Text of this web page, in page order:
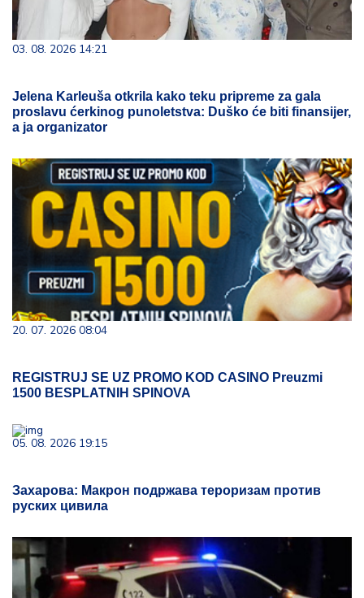
03. 08. 2026 14:21
Jelena Karleuša otkrila kako teku pripreme za gala
proslavu ćerkinog punoletstva: Duško će biti finansijer,
a ja organizator
20. 07. 2026 08:04
REGISTRUJ SE UZ PROMO KOD CASINO Preuzmi
1500 BESPLATNIH SPINOVA
05. 08. 2026 19:15
Захарова: Макрон подржава тероризам против
руских цивила